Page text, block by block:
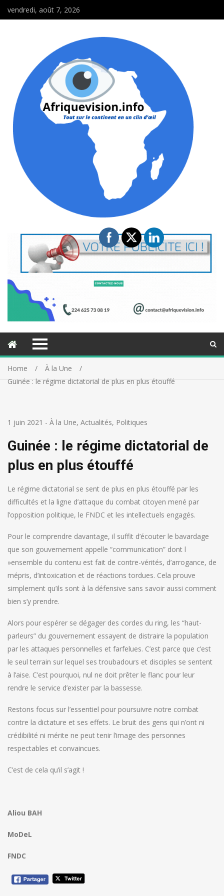
vendredi, août 7, 2026
Home
À la Une
Guinée : le régime dictatorial de plus en plus étouffé
1 juin 2021 - À la Une, Actualités, Politiques
Guinée : le régime dictatorial de
plus en plus étouffé
Le régime dictatorial se sent de plus en plus étouffé par les
difficultés et la ligne d’attaque du combat citoyen mené par
l’opposition politique, le FNDC et les intellectuels engagés.
Pour le comprendre davantage, il suffit d’écouter le bavardage
que son gouvernement appelle “communication” dont l
»ensemble du contenu est fait de contre-vérités, d’arrogance, de
mépris, d’intoxication et de réactions tordues. Cela prouve
simplement qu’ils sont à la défensive sans savoir aussi comment
bien s’y prendre.
Alors pour espérer se dégager des cordes du ring, les “haut-
parleurs” du gouvernement essayent de distraire la population
par les attaques personnelles et farfelues. C’est parce que c’est
le seul terrain sur lequel ses troubadours et disciples se sentent
à l’aise. C’est pourquoi, nul ne doit prêter le flanc pour leur
rendre le service d’exister par la bassesse.
Restons focus sur l’essentiel pour poursuivre notre combat
contre la dictature et ses effets. Le bruit des gens qui n’ont ni
crédibilité ni mérite ne peut tenir l’image des personnes
respectables et convaincues.
C’est de cela qu’il s’agit !
Aliou BAH
MoDeL
FNDC